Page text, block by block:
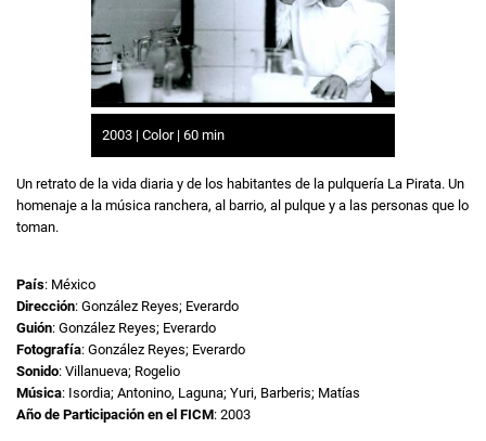
2003 | Color | 60 min
Un retrato de la vida diaria y de los habitantes de la pulquería La Pirata. Un
homenaje a la música ranchera, al barrio, al pulque y a las personas que lo
toman.
País: México
Dirección: González Reyes; Everardo
Guión: González Reyes; Everardo
Fotografía: González Reyes; Everardo
Sonido: Villanueva; Rogelio
Música: Isordia; Antonino, Laguna; Yuri, Barberis; Matías
Año de Participación en el FICM: 2003